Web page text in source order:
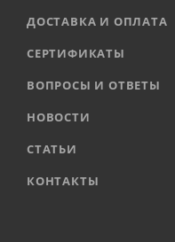
ДОСТАВКА И ОПЛАТА
СЕРТИФИКАТЫ
ВОПРОСЫ И ОТВЕТЫ
НОВОСТИ
СТАТЬИ
КОНТАКТЫ